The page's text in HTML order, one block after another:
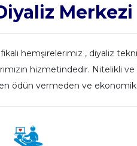
Merkezi
hemşirelerimiz , diyaliz
hizmetindedir. Nitelikli
ödün vermeden ve